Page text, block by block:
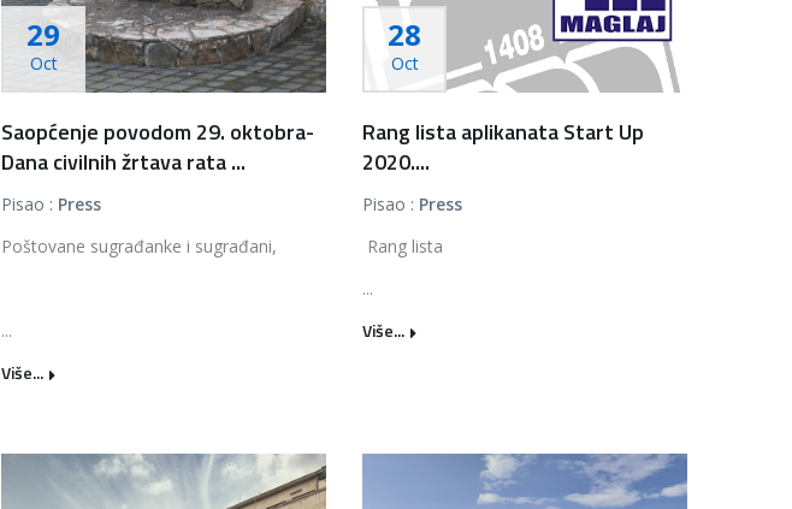
29
Oct
Saopćenje povodom 29. oktobra-
Dana civilnih žrtava rata ...
Pisao : Press
Poštovane sugrađanke i sugrađani,
...
Više...
28
Oct
Rang lista aplikanata Start Up
2020....
Pisao : Press
Rang lista
...
Više...